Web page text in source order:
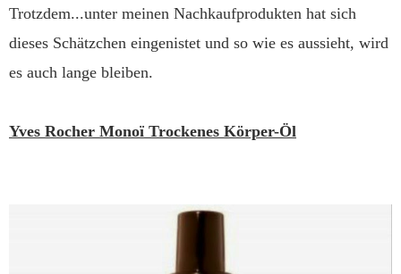
Trotzdem...unter meinen Nachkaufprodukten hat sich
dieses Schätzchen eingenistet und so wie es aussieht, wird
es auch lange bleiben.
Yves Rocher Monoï Trockenes Körper-Öl